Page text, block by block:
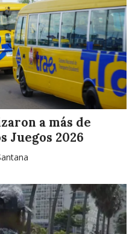
a más de
Juegos 2026